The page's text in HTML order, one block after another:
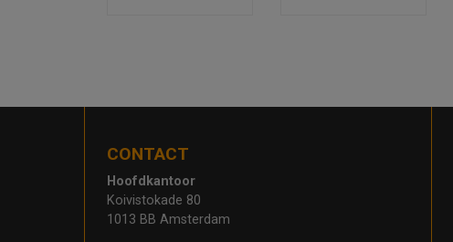
CONTACT
Hoofdkantoor
Koivistokade 80
1013 BB Amsterdam